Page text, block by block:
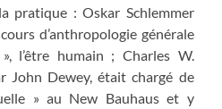
pratique : Oskar Schlemmer
d’anthropologie générale
l’être humain ; Charles W.
John Dewey, était chargé de
» au New Bauhaus et y